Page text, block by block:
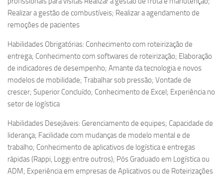
Realizar a gestão de combustíveis; Realizar a agendamento de
remoções de pacientes
Habilidades Obrigatórias: Conhecimento com roteirização de
entrega; Conhecimento com softwares de roteirização; Elaboração
de indicadores de desempenho; Amante da tecnologia e novos
modelos de mobilidade; Trabalhar sob pressão; Vontade de
crescer; Superior Concluído; Conhecimento de Excel; Experiência no
setor de logística
Habilidades Desejáveis: Gerenciamento de equipes; Capacidade de
liderança; Facilidade com mudanças de modelo mental e de
trabalho; Conhecimento de aplicativos de logística e entregas
rápidas (Rappi, Loggi entre outros); Pós Graduado em Logística ou
ADM; Experiência em empresas de Aplicativos ou de Roteirizações